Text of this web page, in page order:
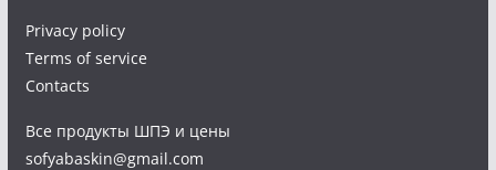
Privacy policy
Terms of service
Contacts
Все продукты ШПЭ и цены
sofyabaskin@gmail.com